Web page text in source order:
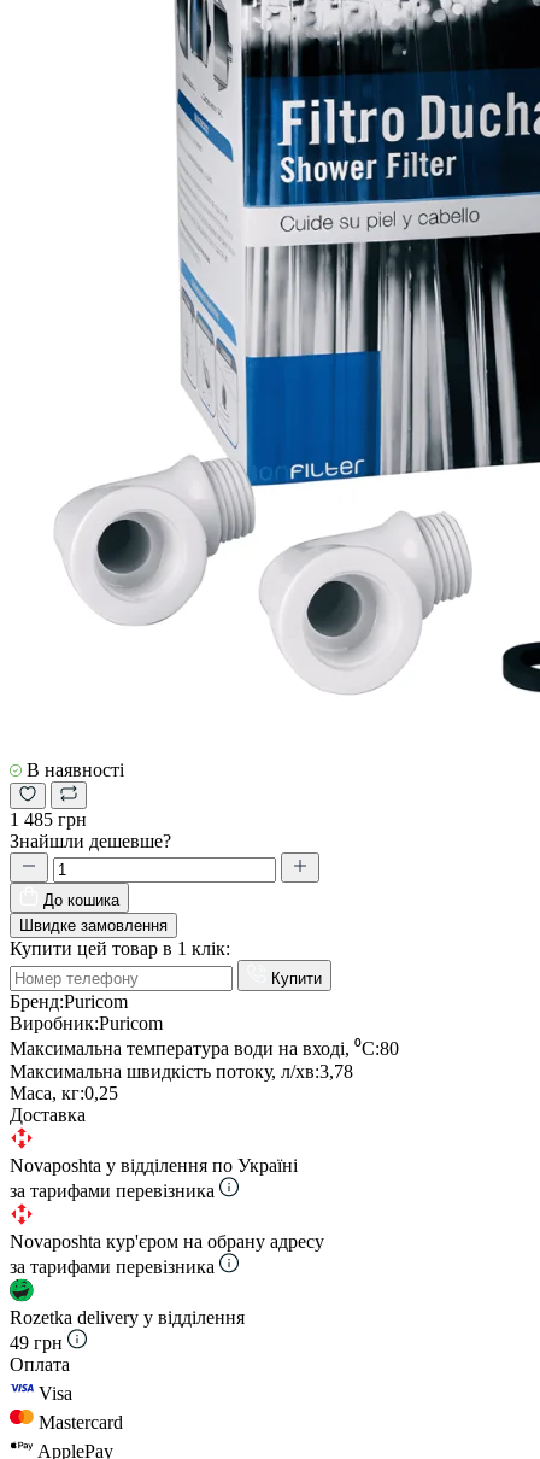
В наявності
1 485 грн
Знайшли дешевше?
До кошика
Швидке замовлення
Купити цей товар в 1 клік:
Купити
Бренд:Puricom
Виробник:Puricom
Максимальна температура води на вході, ⁰С:80
Максимальна швидкість потоку, л/хв:3,78
Маса, кг:0,25
Доставка
Novaposhta у відділення по Україні
за тарифами перевізника
Novaposhta кур'єром на обрану адресу
за тарифами перевізника
Rozetka delivery у відділення
49 грн
Оплата
Visa
Mastercard
ApplePay